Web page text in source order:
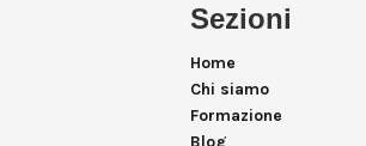
Sezioni
Home
Chi siamo
Formazione
Blog